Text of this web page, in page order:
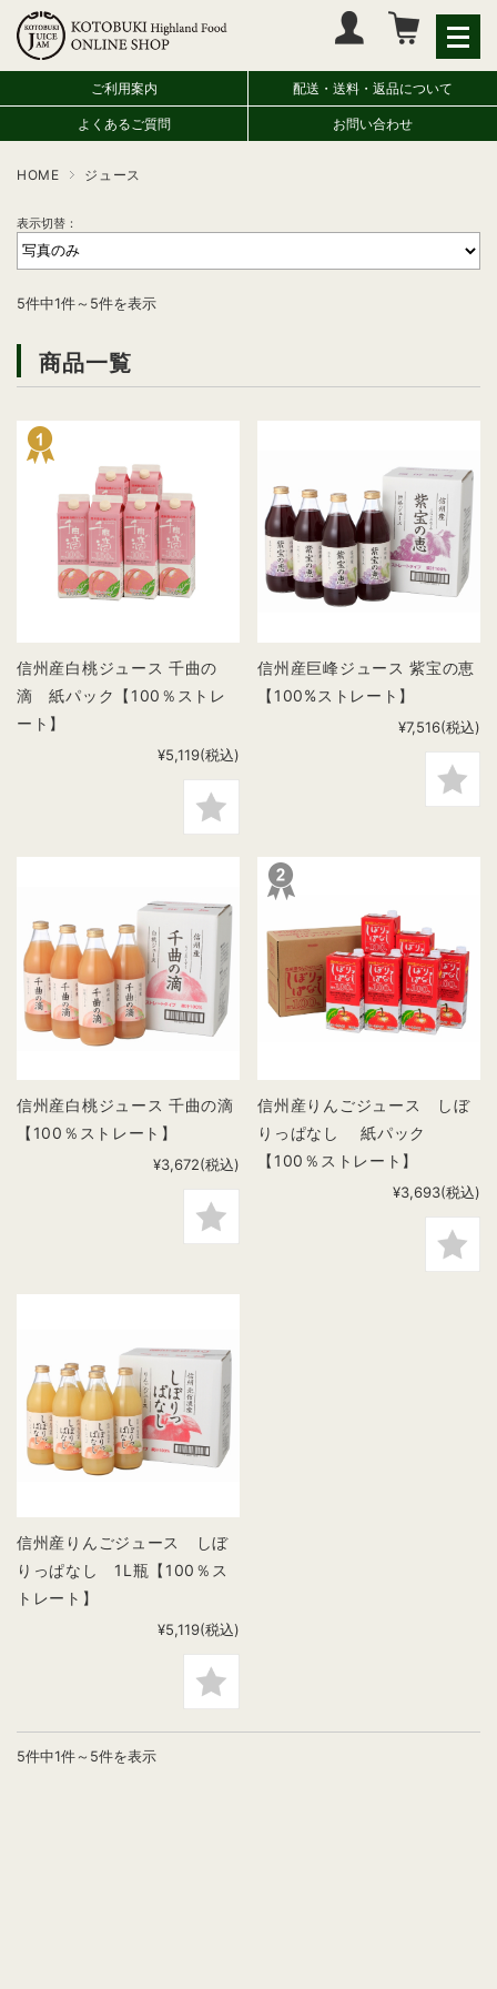
マイページへログイン
カートをみる
ご利用案内 配送・送料・返品について
よくあるご質問 お問い合わせ
HOME ジュース
表示切替：
5件中1件～5件を表示
商品一覧
信州産白桃ジュース 千曲の
滴 紙パック【100％ストレ
ート】
¥5,119(税込)
信州産巨峰ジュース 紫宝の恵
【100%ストレート】
¥7,516(税込)
信州産白桃ジュース 千曲の滴
【100％ストレート】
¥3,672(税込)
信州産りんごジュース しぼ
りっぱなし 紙パック
【100％ストレート】
¥3,693(税込)
信州産りんごジュース しぼ
りっぱなし 1L瓶【100％ス
トレート】
¥5,119(税込)
5件中1件～5件を表示